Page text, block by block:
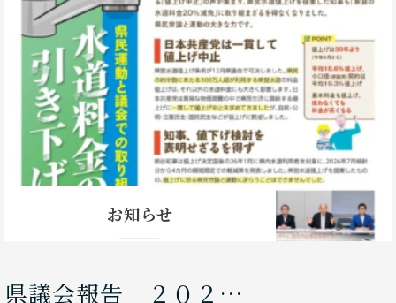
お知らせ
県議会報告 ２０２…